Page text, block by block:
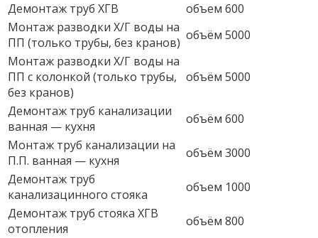
Демонтаж труб ХГВ
объем 600
Монтаж разводки Х/Г воды на
ПП (только трубы, без кранов) объём 5000
Монтаж разводки Х/Г воды на
ПП с колонкой (только трубы,
без кранов)
объём 5000
Демонтаж труб канализации
ванная — кухня
объём 600
Монтаж труб канализации на
П.П. ванная — кухня
объём 3000
Демонтаж труб
канализацинного стояка
объем 1000
Демонтаж труб стояка ХГВ
отопления
объём 800